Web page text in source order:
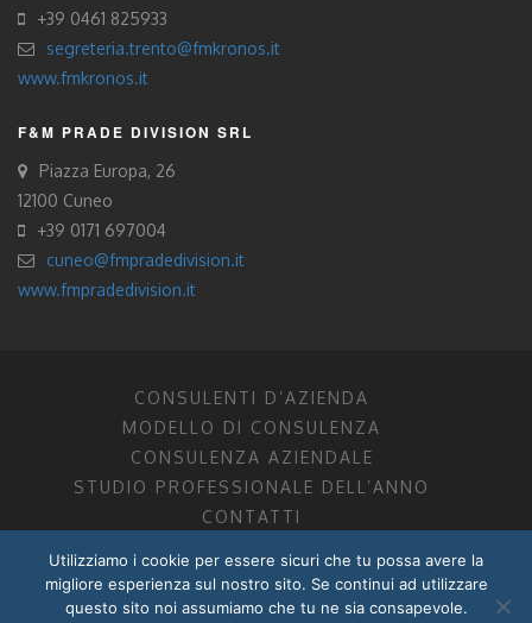
+39 0461 825933
segreteria.trento@fmkronos.it
www.fmkronos.it
F&M PRADE DIVISION SRL
Piazza Europa, 26
12100 Cuneo
+39 0171 697004
cuneo@fmpradedivision.it
www.fmpradedivision.it
CONSULENTI D’AZIENDA
MODELLO DI CONSULENZA
CONSULENZA AZIENDALE
STUDIO PROFESSIONALE DELL’ANNO
CONTATTI
FM CONSULENTI D’AZIENDA SOCIETÀ TRA PROFESSIONISTI
DOTTORI COMMERCIALISTI MANTOVA, PORDENONE, TRENTO
P.I. 01599280201
Utilizziamo i cookie per essere sicuri che tu possa avere la
migliore esperienza sul nostro sito. Se continui ad utilizzare
questo sito noi assumiamo che tu ne sia consapevole.